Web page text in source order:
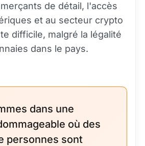
de détail, l'accès
et au secteur crypto
difficile, malgré la légalité
dans le pays.
dans une
où des
personnes sont